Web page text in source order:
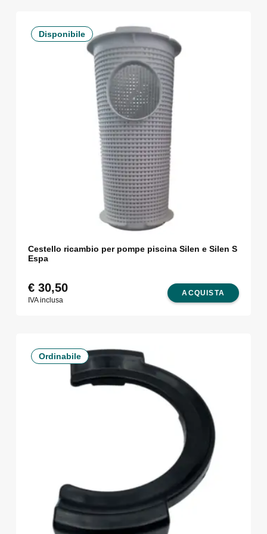
Disponibile
Cestello ricambio per pompe piscina Silen e Silen S
Espa
ACQUISTA
€30,50
IVA inclusa
Ordinabile